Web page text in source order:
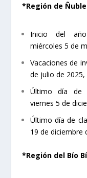
*Región de Ñuble
Inicio del año
miércoles 5 de
Vacaciones de
de julio de 2025,
Último día de
viernes 5 de
Último día de
19 de diciembre
*Región del Bío